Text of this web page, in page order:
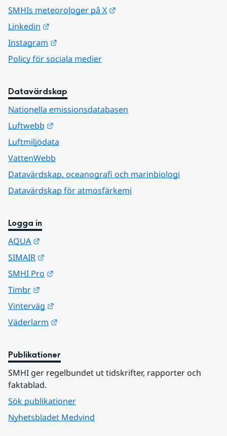
SMHIs meteorologer på X
Linkedin
Instagram
Policy för sociala medier
Datavärdskap
Nationella emissionsdatabasen
Luftwebb
Luftmiljödata
VattenWebb
Datavärdskap, oceanografi och marinbiologi
Datavärdskap för atmosfärkemi
Logga in
AQUA
SIMAIR
SMHI Pro
Timbr
Vinterväg
Väderlarm
Publikationer
SMHI ger regelbundet ut tidskrifter, rapporter och
faktablad.
Sök publikationer
Nyhetsbladet Medvind